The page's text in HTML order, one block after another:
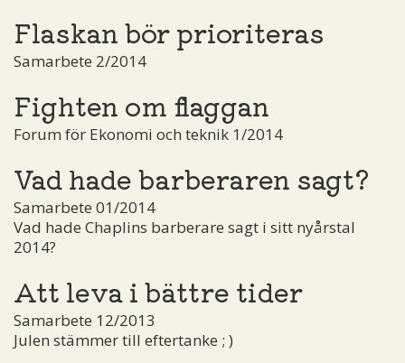
Flaskan bör prioriteras
Samarbete 2/2014
Fighten om flaggan
Forum för Ekonomi och teknik 1/2014
Vad hade barberaren sagt?
Samarbete 01/2014
Vad hade Chaplins barberare sagt i sitt nyårstal
2014?
Att leva i bättre tider
Samarbete 12/2013
Julen stämmer till eftertanke ; )